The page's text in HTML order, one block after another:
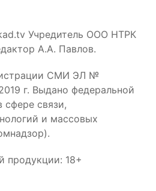
Учредитель ООО НТРК
А.А. Павлов.
СМИ ЭЛ №
г. Выдано федеральной
сфере связи,
и массовых
продукции: 18+